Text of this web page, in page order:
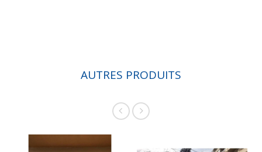
AUTRES PRODUITS